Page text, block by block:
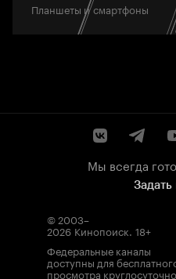
Планшеты и смартфоны
Мы всегда
© 2003–
2026 Кинопоиск. 18+
Федеральные каналы
доступны для
просмотра круглосуточно